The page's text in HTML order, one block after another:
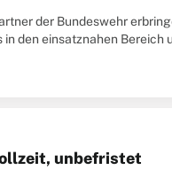
der Bundeswehr
in den einsatznahen
unbefristet